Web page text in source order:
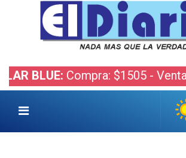
Compra: $1505 - Venta: